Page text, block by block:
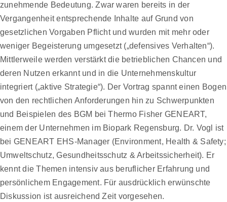
zunehmende Bedeutung. Zwar waren bereits in der
Vergangenheit entsprechende Inhalte auf Grund von
gesetzlichen Vorgaben Pflicht und wurden mit mehr oder
weniger Begeisterung umgesetzt („defensives Verhalten“).
Mittlerweile werden verstärkt die betrieblichen Chancen und
deren Nutzen erkannt und in die Unternehmenskultur
integriert („aktive Strategie“). Der Vortrag spannt einen Bogen
von den rechtlichen Anforderungen hin zu Schwerpunkten
und Beispielen des BGM bei Thermo Fisher GENEART,
einem der Unternehmen im Biopark Regensburg. Dr. Vogl ist
bei GENEART EHS-Manager (Environment, Health & Safety;
Umweltschutz, Gesundheitsschutz & Arbeitssicherheit). Er
kennt die Themen intensiv aus beruflicher Erfahrung und
persönlichem Engagement. Für ausdrücklich erwünschte
Diskussion ist ausreichend Zeit vorgesehen.